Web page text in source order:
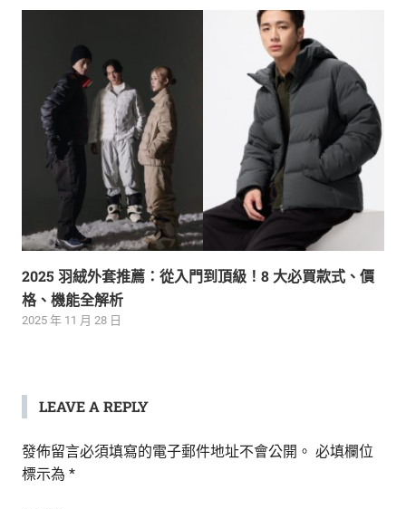
2025 羽絨外套推薦：從入門到頂級！8 大必買款式、價
格、機能全解析
2025 年 11 月 28 日
LEAVE A REPLY
發佈留言必須填寫的電子郵件地址不會公開。 必填欄位
標示為 *